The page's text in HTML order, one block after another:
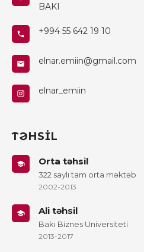
BAKI
+994 55 642 19 10
elnar.emiin@gmail.com
elnar_emiin
TƏHSİL
Orta təhsil
322 saylı tam orta məktəb
2002-2013
Ali təhsil
Bakı Biznes Universiteti
2013-2017